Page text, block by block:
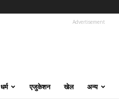
Advertisement
धर्म एजुकेशन खेल अन्य